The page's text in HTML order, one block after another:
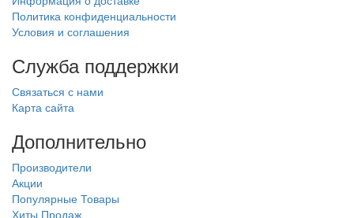
Политика конфиденциальности
Условия и соглашения
Служба поддержки
Связаться с нами
Карта сайта
Дополнительно
Производители
Акции
Популярные Товары
Хиты Продаж